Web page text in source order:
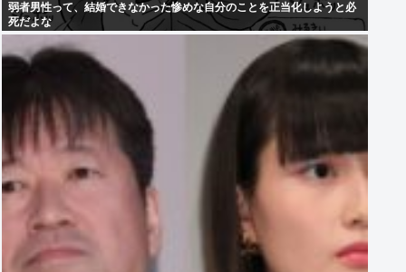
弱者男性って、結婚できなかった惨めな自分のことを正当化しようと必
死だよな